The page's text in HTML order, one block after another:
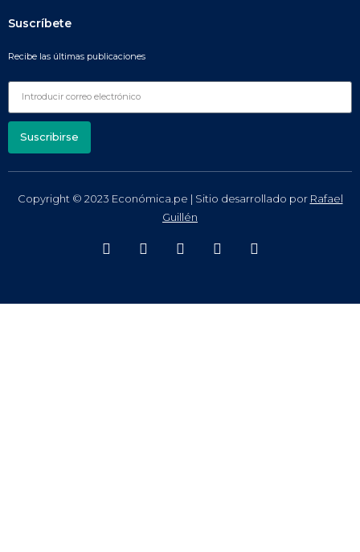
Suscríbete
Recibe las últimas publicaciones
Suscribirse
Copyright © 2023 Económica.pe | Sitio desarrollado por Rafael
Guillén